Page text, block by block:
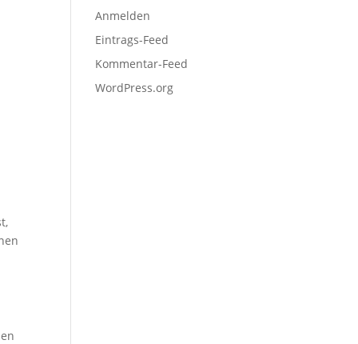
Anmelden
Eintrags-Feed
Kommentar-Feed
WordPress.org